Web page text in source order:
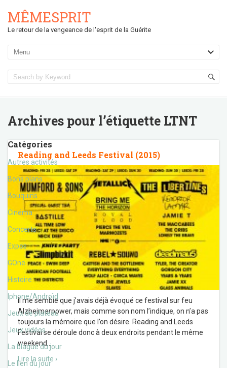
MÊMESPRIT
Le retour de la vengeance de l'esprit de la Guérite
Archives pour l’étiquette LTNT
Catégories
Autres activités
Bons plans
Bouquins
Cinéma
Concerts
Expos
GOne
Histoire
Iphone/Androïd
Jeux de plateau
Jeux vidéos
La blague du jour
Le lien du jour
Reading and Leeds Festival (2015)
Il me semble que j’avais déjà évoqué ce festival sur feu
Alzheimerpower, mais comme son nom l’indique, on n’a pas
toujours la mémoire que l’on désire. Reading and Leeds
Festival se déroule donc à deux endroits pendant le même
weekend …
Lire la suite ›